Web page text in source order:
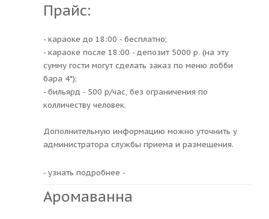
Прайс:
- караоке до 18:00 - бесплатно;
- караоке после 18:00 - депозит 5000 р. (на эту
сумму гости могут сделать заказ по меню лобби
бара 4*);
- бильярд - 500 р/час, без ограничения по
колличеству человек.
Дополнительную информацию можно уточнить у
администратора службы приема и размещения.
- узнать подробнее -
Аромаванна